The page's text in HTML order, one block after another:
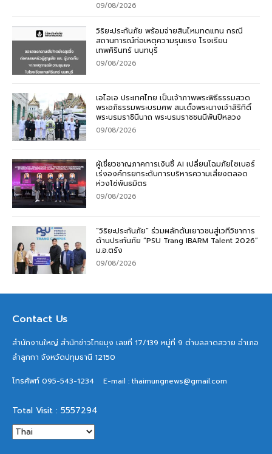
09/08/2026
วิริยะประกันภัย พร้อมจ่ายสินไหมทดแทน กรณี
สถานการณ์ก่อเหตุความรุนแรง โรงเรียน
เทพศิรินทร์ นนทบุรี
09/08/2026
เอไอเอ ประเทศไทย เป็นเจ้าภาพพระพิธีธรรมสวด
พระอภิธรรมพระบรมศพ สมเด็จพระนางเจ้าสิริกิติ์
พระบรมราชินีนาถ พระบรมราชชนนีพันปีหลวง
09/08/2026
ผู้เชี่ยวชาญภาคการเงินชี้ AI เปลี่ยนโฉมภัยไซเบอร์
เร่งองค์กรยกระดับการบริหารความเสี่ยงตลอด
ห่วงโซ่พันธมิตร
09/08/2026
“วิริยะประกันภัย” ร่วมผลักดันเยาวชนสู่เวทีวิชาการ
ด้านประกันภัย “PSU Trang IBARM Talent 2026”
ม.อ.ตรัง
09/08/2026
Contact Us
สำนักงานใหญ่ สำนักข่าวไทยมุง เลขที่ 17/139 หมู่ที่ 9 ตำบลลาดสวาย อำเภอ
ลำลูกกา จังหวัดปทุมธานี 12150
โทรศัพท์ 095-543-1234 E-mail : thaimungnews@gmail.com
Total Visit : 5557294